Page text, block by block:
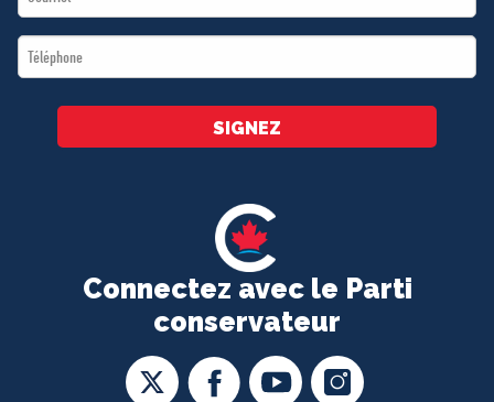
Connectez avec le Parti
conservateur
*
Téléphone
*
SIGNEZ